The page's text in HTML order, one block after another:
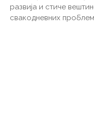
развија и стиче
свакодневних